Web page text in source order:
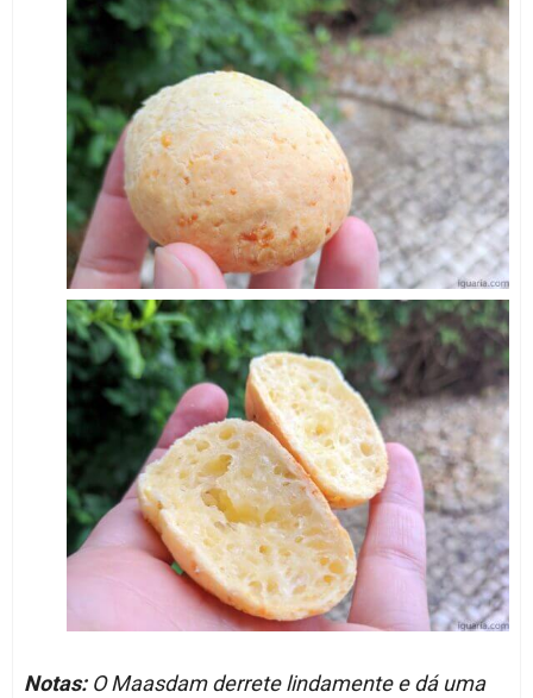
Notas:O Maasdam derrete lindamente e dá uma